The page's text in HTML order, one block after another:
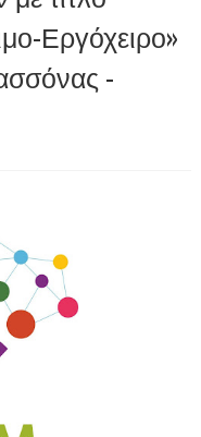
Εργόχειρο»
-